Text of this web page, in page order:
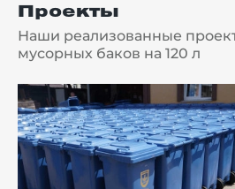
Проекты
Наши реализованные
мусорных баков на 120 л